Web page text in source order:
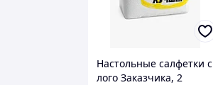
Настольные салфетки с
лого Заказчика, 2